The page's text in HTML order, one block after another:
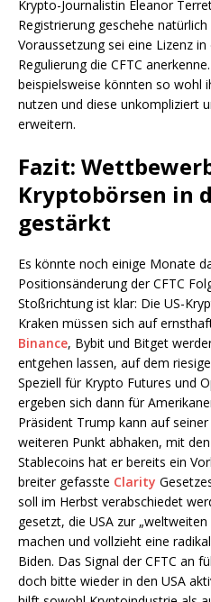
Krypto-Journalistin Eleanor
Registrierung geschehe
Voraussetzung sei eine Lizenz
Regulierung die CFTC
beispielsweise könnten so wohl
nutzen und diese unkompliziert
erweitern.
Fazit:
Kryptobörsen in
gestärkt
Es könnte noch einige Monate
Positionsänderung der CFTC
Stoßrichtung ist klar: Die US-
Kraken müssen sich auf
Binance, Bybit und Bitget
entgehen lassen, auf dem
Speziell für Krypto Futures und
ergeben sich dann für
Präsident Trump kann auf
weiteren Punkt abhaken, mit
Stablecoins hat er bereits ein
breiter gefasste Clarity
soll im Herbst verabschiedet
gesetzt, die USA zur
machen und vollzieht eine
Biden. Das Signal der CFTC an
doch bitte wieder in den USA